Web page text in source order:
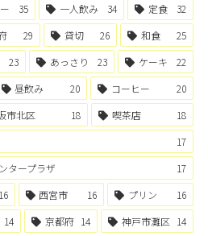
35 一人飲み 34 定食
32
29 貸切 26 和食
25
23 あっさり 23 ケーキ
22
昼飲み 20 コーヒー
20
市北区 18 喫茶店
18
17
タープラザ
17
16 西宮市 16 プリン
16
14 京都府 14 神戸市灘区 14